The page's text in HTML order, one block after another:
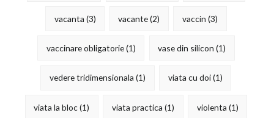
vacanta (3) vacante(2) vaccin (3)
vaccinare obligatorie(1) vase din silicon (1)
vedere tridimensionala (1) viata cu doi(1)
viata la bloc(1) viata practica (1) violenta (1)